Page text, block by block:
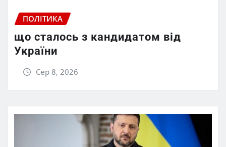
ПОЛІТИКА
що сталось з кандидатом від
України
Сер 8, 2026